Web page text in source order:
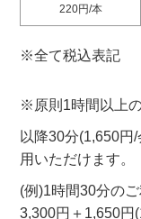
220円/本
※全て税込表記
※原則1時間以上
以降30分(1,650
用いただけます。
(例)1時間30分の
3,300円＋1,650円